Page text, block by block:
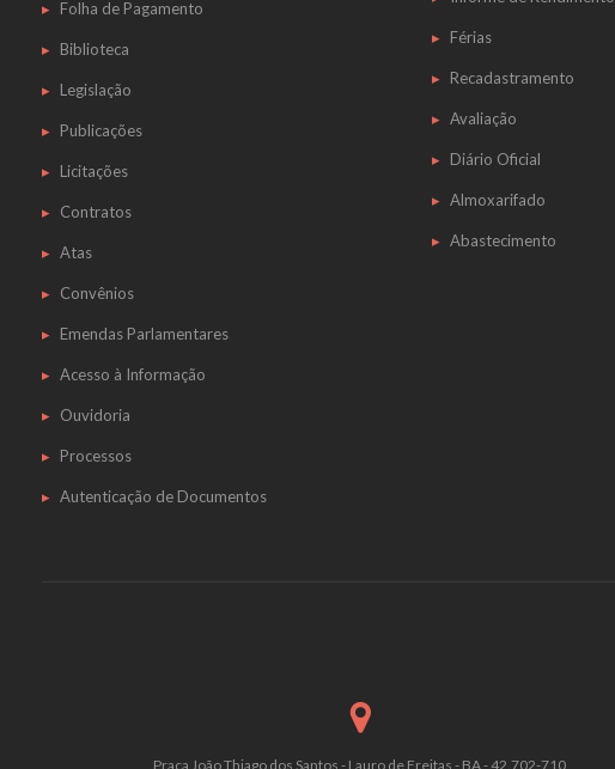
Folha de Pagamento
Biblioteca
Legislação
Publicações
Licitações
Contratos
Atas
Convênios
Emendas Parlamentares
Acesso à Informação
Ouvidoria
Processos
Autenticação de Documentos
Férias
Recadastramento
Avaliação
Diário Oficial
Almoxarifado
Abastecimento
Praça João Thiago dos Santos - Lauro de Freitas - BA - 42.702-710